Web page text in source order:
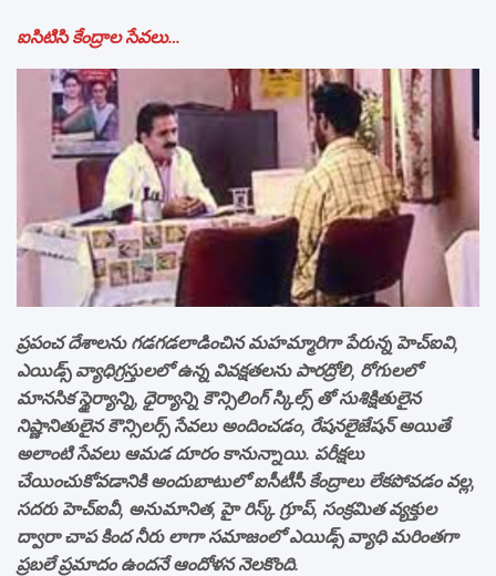
ఐసిటిసి కేంద్రాల సేవలు…
ప్రపంచ దేశాలను గడగడలాడించిన మహమ్మారిగా పేరున్న హెచ్ఐవి,
ఎయిడ్స్ వ్యాధిగ్రస్తులలో ఉన్న వివక్షతలను పారద్రోలి, రోగులలో
మానసిక స్థైర్యాన్ని, ధైర్యాన్ని కౌన్సిలింగ్ స్కిల్స్ తో సుశిక్షితులైన
నిష్ణానితులైన కౌన్సిలర్స్ సేవలు అందించడం, రేషనలైజేషన్ అయితే
అలాంటి సేవలు ఆమడ దూరం కానున్నాయి. పరీక్షలు
చేయించుకోవడానికి అందుబాటులో ఐసీటీసీ కేంద్రాలు లేకపోవడం వల్ల,
సదరు హెచ్ఐవీ, అనుమానిత, హై రిస్క్ గ్రూప్, సంక్రమిత వ్యక్తుల
ద్వారా చాప కింద నీరు లాగా సమాజంలో ఎయిడ్స్ వ్యాధి మరింతగా
ప్రబలే ప్రమాదం ఉందనే ఆందోళన నెలకొంది.